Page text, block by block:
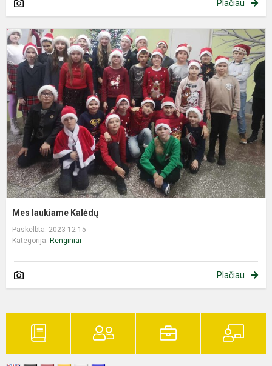
Plačiau
Mes laukiame Kalėdų
Paskelbta: 2023-12-15
Kategorija: Renginiai
Plačiau